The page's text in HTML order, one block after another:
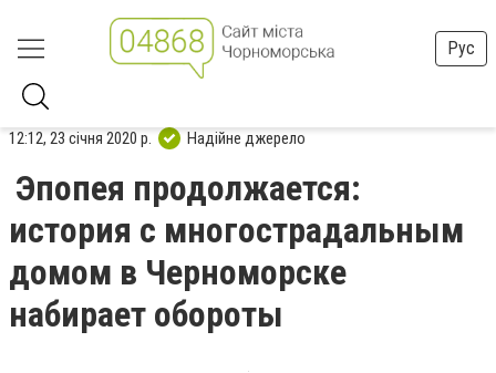
Рус
12:12, 23 січня 2020 р. Надійне джерело
Эпопея продолжается:
история с многострадальным
домом в Черноморске
набирает обороты